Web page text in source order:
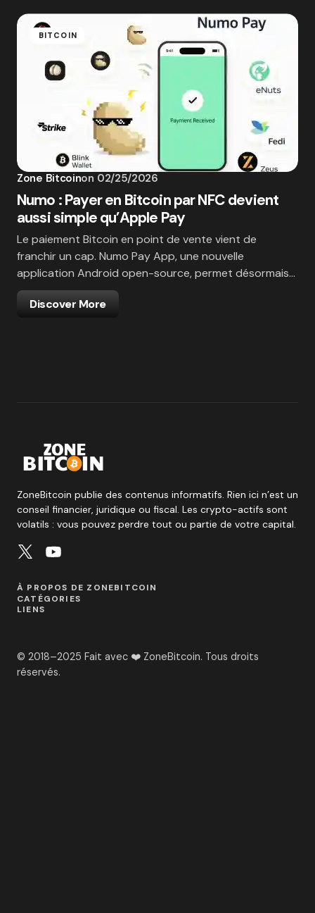
BITCOIN
Zone Bitcoinon 02/25/2026
Numo : Payer en Bitcoin par NFC devient
aussi simple qu’Apple Pay
Le paiement Bitcoin en point de vente vient de
franchir un cap. Numo Pay App, une nouvelle
application Android open-source, permet désormais…
Discover More
ZoneBitcoin publie des contenus informatifs. Rien ici n’est un
conseil financier, juridique ou fiscal. Les crypto-actifs sont
volatils : vous pouvez perdre tout ou partie de votre capital.
À PROPOS DE ZONEBITCOIN
CATÉGORIES
LIENS
© 2018–2025 Fait avec ❤️ ZoneBitcoin. Tous droits
réservés.